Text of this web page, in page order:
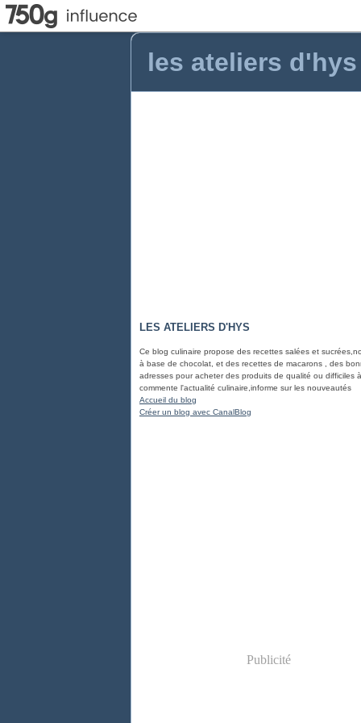
les ateliers d'hys
LES ATELIERS D'HYS
Ce blog culinaire propose des recettes salées et
à base de chocolat, et des recettes de macarons , des
adresses pour acheter des produits de qualité ou difficiles
commente l'actualité culinaire,informe sur les nouveautés
Accueil du blog
Créer un blog avec CanalBlog
Publicité